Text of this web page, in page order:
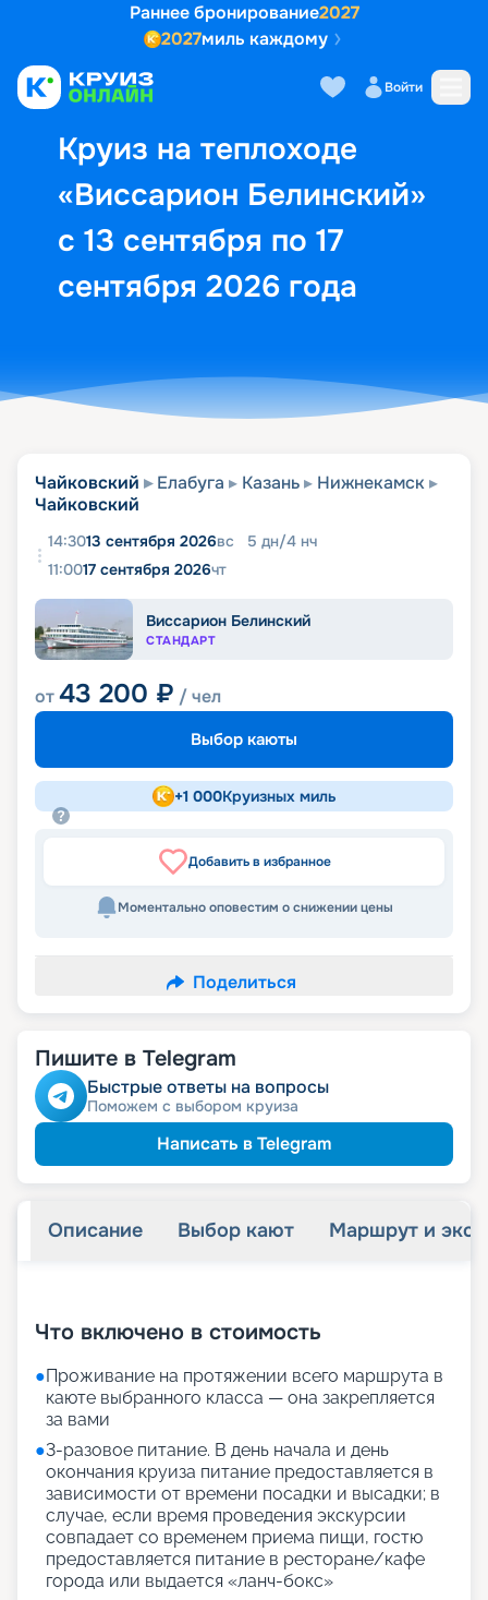
Раннее бронирование2027
2027миль каждому
Войти
Круиз на теплоходе
«Виссарион Белинский»
с 13 сентября по 17
сентября 2026 года
Выбор кают Маршрут и
Чайковский Елабуга Казань
Нижнекамск
Чайковский
14:3013 сентября 2026вс 5 дн/4 нч
11:0017 сентября 2026чт
Виссарион Белинский
СТАНДАРТ
от43 200 ₽ / чел
Выбор каюты
+1 000Круизных миль
Добавить в избранное
Моментально оповестим о снижении цены
Поделиться
Пишите в Telegram
Быстрые ответы на вопросы
Поможем с выбором круиза
Написать в Telegram
Описание Выбор кают Маршрут и
Что включено в стоимость
●Проживание на протяжении всего маршрута в
каюте выбранного класса — она закрепляется
за вами
●3-разовое питание. В день начала и день
окончания круиза питание предоставляется в
зависимости от времени посадки и высадки; в
случае, если время проведения экскурсии
совпадает со временем приема пищи, гостю
предоставляется питание в ресторане/кафе
города или выдается «ланч-бокс»